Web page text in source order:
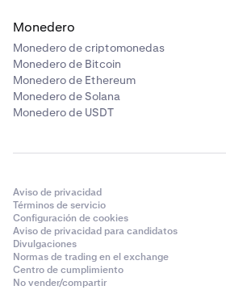
Monedero
Monedero de criptomonedas
Monedero de Bitcoin
Monedero de Ethereum
Monedero de Solana
Monedero de USDT
Aviso de privacidad
Términos de servicio
Configuración de cookies
Aviso de privacidad para candidatos
Divulgaciones
Normas de trading en el exchange
Centro de cumplimiento
No vender/compartir